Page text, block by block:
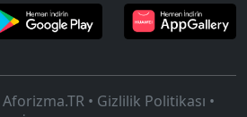
Aforizma.TR• Gizlilik Politikası •